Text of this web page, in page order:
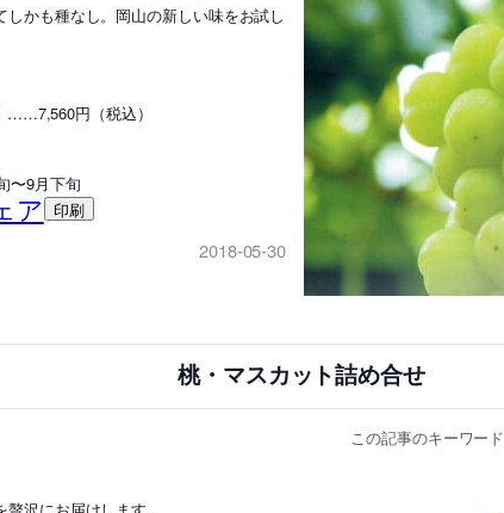
しかも種なし。岡山の新しい味をお試し
……7,560円（税込）
〜9月下旬
ア 印刷
2018-05-30
桃・マスカット詰め合せ
この記事のキーワード